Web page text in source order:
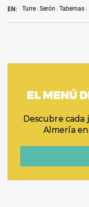
EN: Turre Serón Tabernas